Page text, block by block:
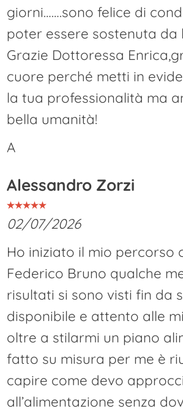
giorni…….sono felice di
poter essere sostenuta da
Grazie Dottoressa
cuore perché metti in
la tua professionalità ma
bella umanità!
A
Alessandro Zorzi
02/07/2026
Ho iniziato il mio percorso
Federico Bruno qualche
risultati si sono visti fin da
disponibile e attento alle
oltre a stilarmi un piano
fatto su misura per me è
capire come devo
all’alimentazione senza